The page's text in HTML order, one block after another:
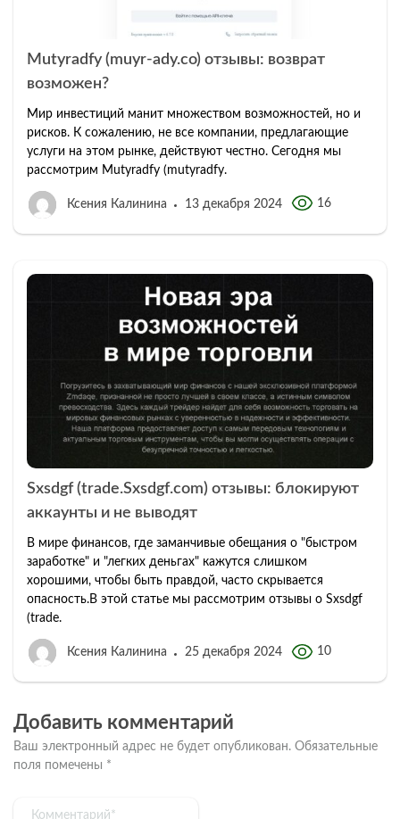
Mutyradfy (muyr-ady.co) отзывы: возврат
возможен?
Мир инвестиций манит множеством возможностей, но и
рисков. К сожалению, не все компании, предлагающие
услуги на этом рынке, действуют честно. Сегодня мы
рассмотрим Mutyradfy (mutyradfy.
Ксения Калинина 13 декабря 2024 16
Sxsdgf (trade.Sxsdgf.com) отзывы: блокируют
аккаунты и не выводят
В мире финансов, где заманчивые обещания о "быстром
заработке" и "легких деньгах" кажутся слишком
хорошими, чтобы быть правдой, часто скрывается
опасность.В этой статье мы рассмотрим отзывы о Sxsdgf
(trade.
Ксения Калинина 25 декабря 2024 10
Добавить комментарий
Ваш электронный адрес не будет опубликован. Обязательные
поля помечены *